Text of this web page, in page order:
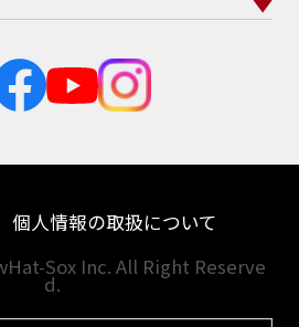
KTM
モトグッツイ
MVアグスタ
他海外ﾒｰｶｰ
兵庫
個人情報の取扱について
Sox Inc. All Right Reserve
d.